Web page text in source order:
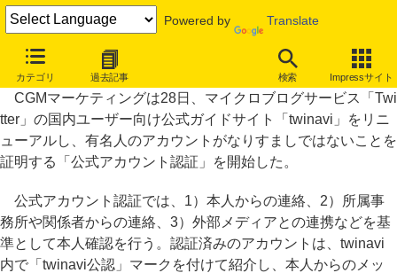
Powered by Translate
カテゴリ 過去記事 検索 Impressサイト
Twitter有名人アカウントの認証開始、twinaviリニューアルで
CGMマーケティングは28日、マイクロブログサービス「Twi
tter」の国内ユーザー向け公式ガイドサイト「twinavi」をリニ
ューアルし、有名人のアカウントがなりすましではないことを
証明する「公式アカウント認証」を開始した。
公式アカウント認証では、1）本人からの連絡、2）所属事
務所や関係者からの連絡、3）外部メディアとの連携などを基
準として本人確認を行う。認証済みのアカウントは、twinavi
内で「twinavi公認」マークを付けて紹介し、本人からのメッ